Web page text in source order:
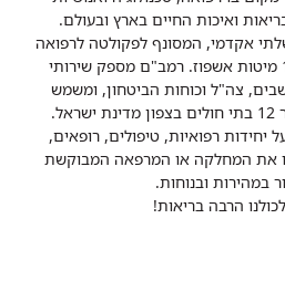
ואיכות החיים בארץ ובעולם.
אקדמי, המסונף לפקולטה לרפואה
של הטכניון ומונה כ- 1000 מיטות אשפוז. רמב"ם מספק שירותי
לכ-2,700,000 תושבים, צה"ל וכוחות הביטחון, ומשמש
רפואיות, טיפולים, רופאים,
את המחלקה או המרפאה המבוקשת
במהירות ובנוחות.
הרבה בריאות!